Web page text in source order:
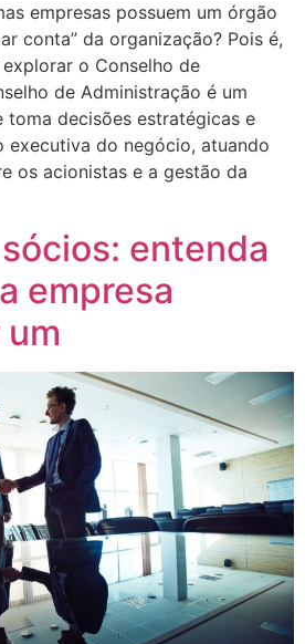
empresas possuem um órgão
conta” da organização? Pois é,
o Conselho de
de Administração é um
decisões estratégicas e
executiva do negócio, atuando
os acionistas e a gestão da
entenda
empresa